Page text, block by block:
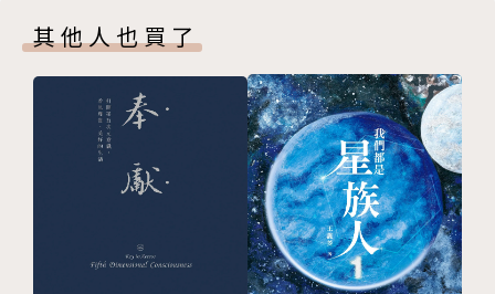
金鼎獎十大傑出星相命理學家
中國正統民俗風水教育協會總會理事長
台中市星相卜卦堪輿職業工會學術顧問
台灣各大星相命理協會總會顧問
丁酉年年曆
丁酉年九宮飛星大解析
丁酉年方位運用及運勢提升之道
四、招財補運DIY
掌握十大要素，安心買房安心住
丁酉年太歲星君安奉與太歲符
個人、店面、居家招財符
其他人也買了